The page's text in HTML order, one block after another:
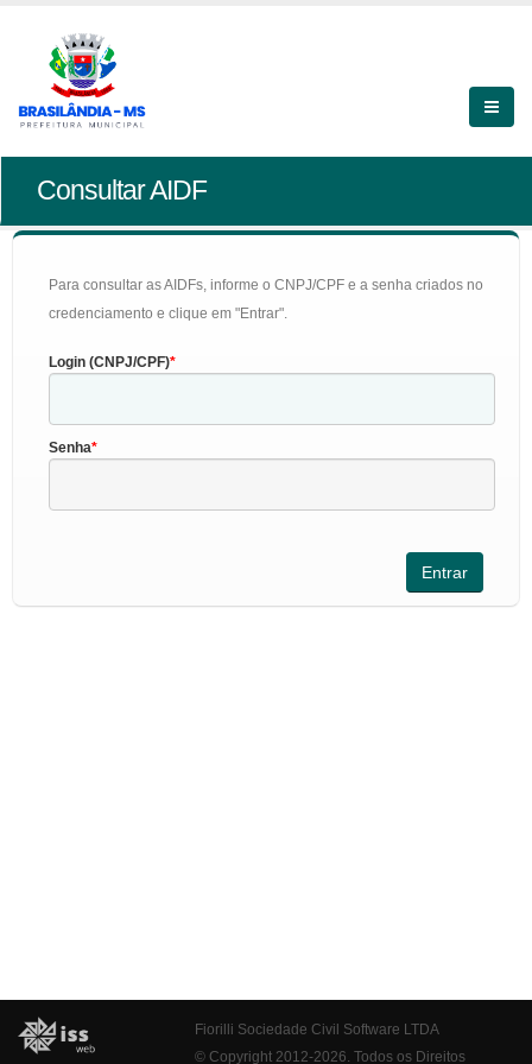
Consultar AIDF
Para consultar as AIDFs, informe o CNPJ/CPF e a senha criados no
credenciamento e clique em "Entrar".
Login (CNPJ/CPF)
Senha
Fiorilli Sociedade Civil Software LTDA
© Copyright 2012-2026. Todos os Direitos